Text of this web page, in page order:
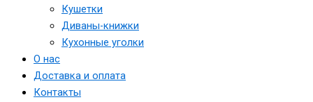
Кушетки
Диваны-книжки
Кухонные уголки
О нас
Доставка и оплата
Контакты